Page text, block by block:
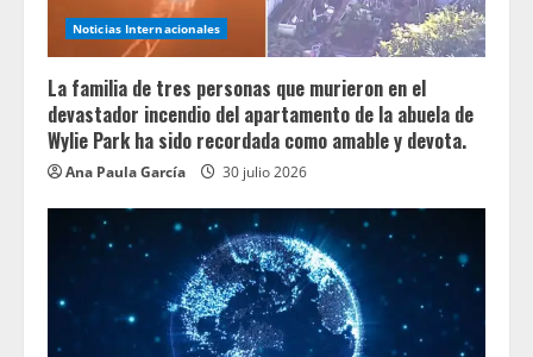
Noticias Internacionales
La familia de tres personas que murieron en el
devastador incendio del apartamento de la abuela de
Wylie Park ha sido recordada como amable y devota.
Ana Paula García 30 julio 2026